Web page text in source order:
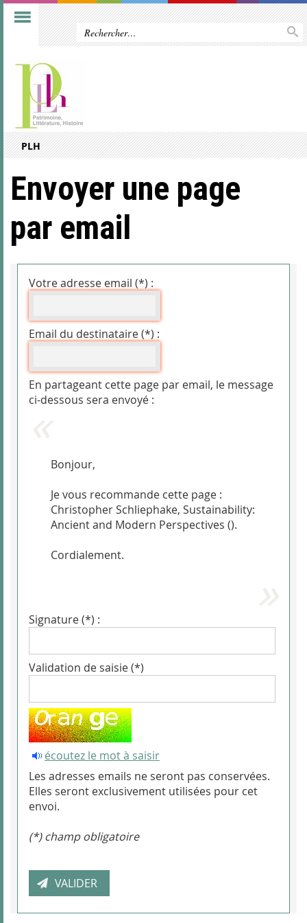
PLH
Envoyer une page
par email
Votre adresse email (*) :
Email du destinataire (*) :
En partageant cette page par email, le message
ci-dessous sera envoyé :
Bonjour,
Je vous recommande cette page :
Christopher Schliephake, Sustainability:
Ancient and Modern Perspectives ().
Cordialement.
Signature (*) :
Validation de saisie (*)
écoutez le mot à saisir
Les adresses emails ne seront pas conservées.
Elles seront exclusivement utilisées pour cet
envoi.
(*) champ obligatoire